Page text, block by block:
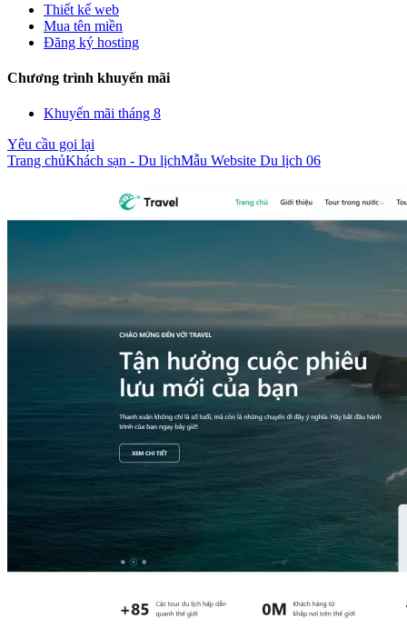
Thiết kế web
Mua tên miền
Đăng ký hosting
Chương trình khuyến mãi
Khuyến mãi tháng 8
Yêu cầu gọi lại
Trang chủKhách sạn - Du lịchMẫu Website Du lịch 06